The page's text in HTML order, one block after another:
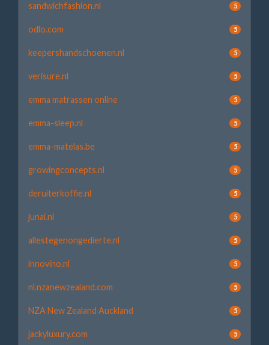
sandwichfashion.nl 5
odlo.com 5
keepershandschoenen.nl 5
verisure.nl 5
emma matrassen online 5
emma-sleep.nl 5
emma-matelas.be 5
growingconcepts.nl 5
deruiterkoffie.nl 5
junai.nl 5
allestegenongedierte.nl 5
innovino.nl 5
nl.nzanewzealand.com 5
NZA New Zealand Auckland 5
jackyluxury.com 5